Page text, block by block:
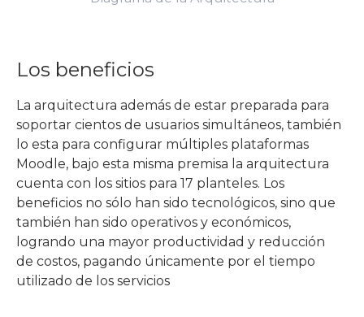
Los beneficios
La arquitectura además de estar preparada para
soportar cientos de usuarios simultáneos, también
lo esta para configurar múltiples plataformas
Moodle, bajo esta misma premisa la arquitectura
cuenta con los sitios para 17 planteles. Los
beneficios no sólo han sido tecnológicos, sino que
también han sido operativos y económicos,
logrando una mayor productividad y reducción
de costos, pagando únicamente por el tiempo
utilizado de los servicios